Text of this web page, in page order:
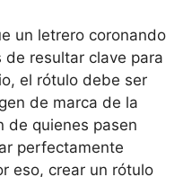
un letrero coronando
de resultar clave para
el rótulo debe ser
de marca de la
de quienes pasen
perfectamente
eso, crear un rótulo